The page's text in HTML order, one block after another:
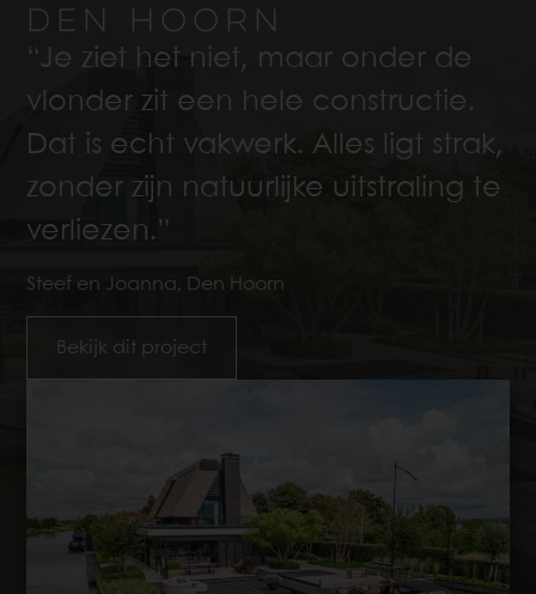
DEN HOORN
“Je ziet het niet, maar onder de
vlonder zit een hele constructie.
Dat is echt vakwerk. Alles ligt strak,
zonder zijn natuurlijke uitstraling te
verliezen.”
Steef en Joanna, Den Hoorn
Bekijk dit project